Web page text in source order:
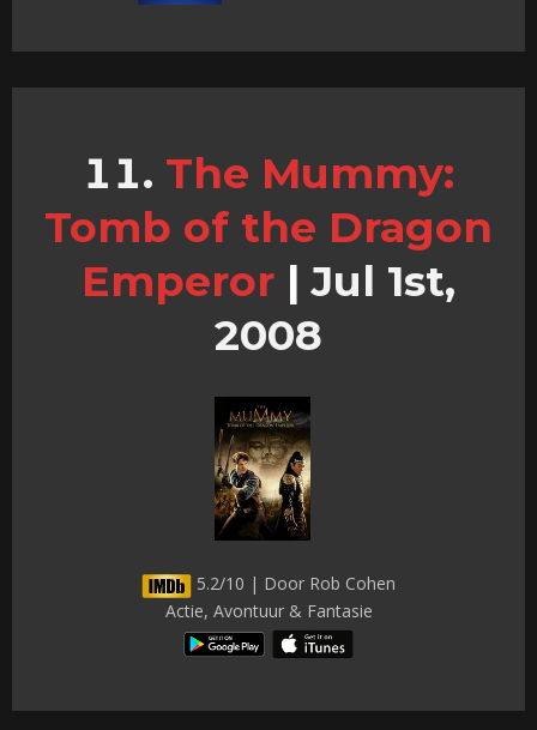
The Mummy:
Tomb of the Dragon
Emperor | Jul 1st,
2008
5.2/10 | Door Rob Cohen
Actie, Avontuur & Fantasie